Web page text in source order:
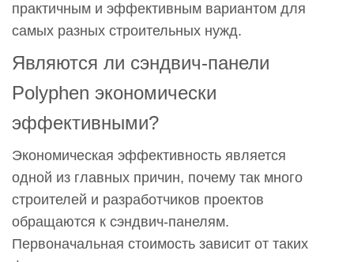
практичным и эффективным вариантом для
самых разных строительных нужд.
Являются ли сэндвич-панели
Polyphen экономически
эффективными?
Экономическая эффективность является
одной из главных причин, почему так много
строителей и разработчиков проектов
обращаются к сэндвич-панелям.
Первоначальная стоимость зависит от таких